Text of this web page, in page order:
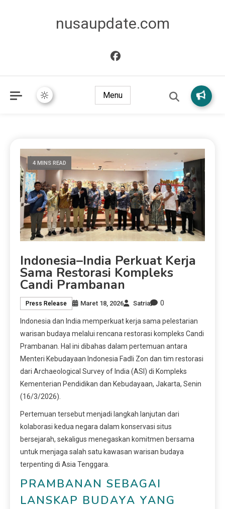
nusaupdate.com
Menu
4 MINS READ
Indonesia–India Perkuat Kerja
Sama Restorasi Kompleks
Candi Prambanan
Press Release Maret 18, 2026 Satria 0
Indonesia dan India memperkuat kerja sama pelestarian
warisan budaya melalui rencana restorasi kompleks Candi
Prambanan. Hal ini dibahas dalam pertemuan antara
Menteri Kebudayaan Indonesia Fadli Zon dan tim restorasi
dari Archaeological Survey of India (ASI) di Kompleks
Kementerian Pendidikan dan Kebudayaan, Jakarta, Senin
(16/3/2026).
Pertemuan tersebut menjadi langkah lanjutan dari
kolaborasi kedua negara dalam konservasi situs
bersejarah, sekaligus menegaskan komitmen bersama
untuk menjaga salah satu kawasan warisan budaya
terpenting di Asia Tenggara.
PRAMBANAN SEBAGAI
LANSKAP BUDAYA YANG